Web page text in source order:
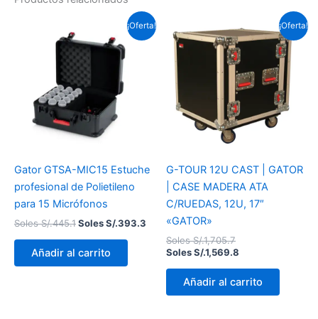
¡Oferta!
Gator GTSA-MIC15 Estuche
profesional de Polietileno
para 15 Micrófonos
Soles S/.445.1
original
era:
Soles
S/.445.1.
Soles S/.393.3
El
precio
actual
S/.393.3.
Añadir al carrito
¡Oferta!
G-TOUR 12U CAST | GATOR
| CASE MADERA ATA
C/RUEDAS, 12U, 17″
«GATOR»
Soles S/.1,705.7
precio
original
era:
Soles
S/.1,705.7.
Soles S/.1,569.8
precio
actual
es:
Soles
S/.1,569.8.
Añadir al carrito